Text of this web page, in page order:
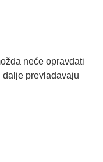
neće opravdati
dalje prevladavaju